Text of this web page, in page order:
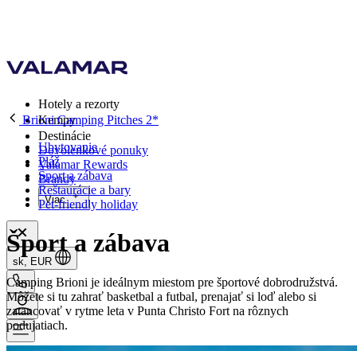
Hotely a rezorty
Kempy
Destinácie
Dovolenkové ponuky
Valamar Rewards
Brandy
Viac
sk, EUR
Brioni Camping Pitches 2*
Ubytovanie
Pláž
Šport a zábava
Reštaurácie a bary
Pet-friendly holiday
Šport a zábava
Camping Brioni je ideálnym miestom pre športové dobrodružstvá.
Môžete si tu zahrať basketbal a futbal, prenajať si loď alebo si
zatancovať v rytme leta v Punta Christo Fort na rôznych
podujatiach.